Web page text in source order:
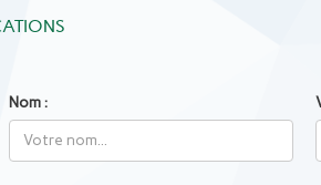
Nom :